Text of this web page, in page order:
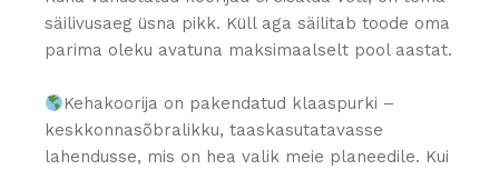
säilivusaeg üsna pikk. Küll aga säilitab toode oma
parima oleku avatuna maksimaalselt pool aastat.
Kehakoorija on pakendatud klaaspurki –
keskkonnasõbralikku, taaskasutatavasse
lahendusse, mis on hea valik meie planeedile. Kui